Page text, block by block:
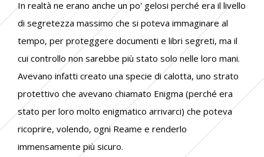
In realtà ne erano anche un po' gelosi perché era il livello
di segretezza massimo che si poteva immaginare al
tempo, per proteggere documenti e libri segreti, ma il
cui controllo non sarebbe più stato solo nelle loro mani.
Avevano infatti creato una specie di calotta, uno strato
protettivo che avevano chiamato Enigma (perché era
stato per loro molto enigmatico arrivarci) che poteva
ricoprire, volendo, ogni Reame e renderlo
immensamente più sicuro.